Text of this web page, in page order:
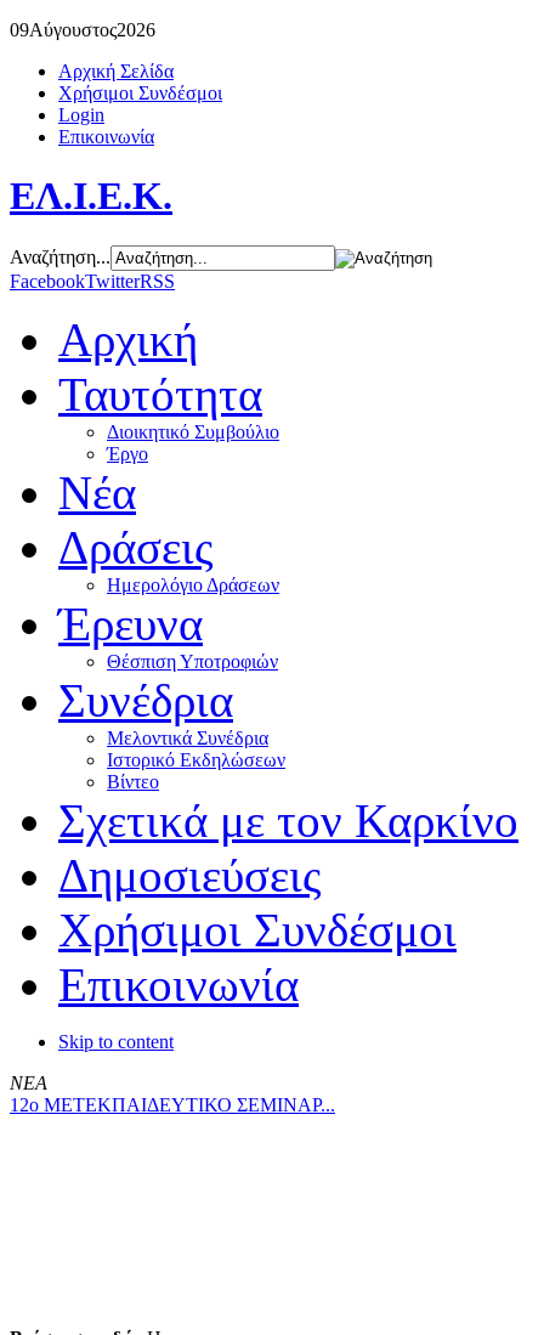
09Αύγουστος2026
Αρχική Σελίδα
Χρήσιμοι Συνδέσμοι
Login
Επικοινωνία
ΕΛ.Ι.Ε.Κ.
Αναζήτηση...
FacebookTwitterRSS
Αρχική
Ταυτότητα
Διοικητικό Συμβούλιο
Έργο
Νέα
Δράσεις
Ημερολόγιο Δράσεων
Έρευνα
Θέσπιση Υποτροφιών
Συνέδρια
Μελοντικά Συνέδρια
Ιστορικό Εκδηλώσεων
Βίντεο
Σχετικά με τον Καρκίνο
Δημοσιεύσεις
Χρήσιμοι Συνδέσμοι
Επικοινωνία
Skip to content
ΝΕΑ
12ο ΜΕΤΕΚΠΑΙΔΕΥΤΙΚΟ ΣΕΜΙΝΑΡ...